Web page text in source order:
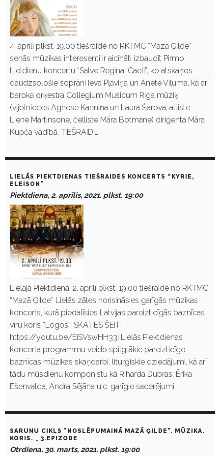
4. aprīlī plkst. 19.00 tiešraidē no RKTMC “Mazā Ģilde”
senās mūzikas interesenti ir aicināti izbaudīt Pirmo
Lieldienu koncertu “Salve Regina, Caeli”, ko atskaņos
daudzsološie soprāni Ieva Pļaviņa un Anete Viļuma, kā arī
baroka orķestra Collegium Musicum Riga mūziķi
(vijolnieces Agnese Kanniņa un Laura Šarova, altiste
Liene Martinsone, čelliste Māra Botmane) diriģenta Māra
Kupča vadībā. TIEŠRAIDI…
LIELĀS PIEKTDIENAS TIEŠRAIDES KONCERTS “KYRIE,
ELEISON”
Piektdiena, 2. aprīlis, 2021. plkst. 19:00
Lielajā Piektdienā, 2. aprīlī plkst. 19.00 tiešraidē no RKTMC
“Mazā Ģilde” Lielās zāles norisināsies garīgās mūzikas
koncerts, kurā piedalīsies Latvijas pareizticīgās baznīcas
vīru koris “Logos”. SKATIES ŠEIT:
https://youtu.be/EiSVswHH33I Lielās Piektdienas
koncerta programmu veido spilgtākie pareizticīgo
baznīcas mūzikas skaņdarbi, liturģiskie dziedājumi, kā arī
tādu mūsdienu komponistu kā Riharda Dubras, Ērika
Ešenvalda, Andra Sējāna u.c. garīgie sacerējumi…
SARUNU CIKLS "NOSLĒPUMAINĀ MAZĀ ĢILDE". MŪZIKA.
KORIS. _ 3.EPIZODE
Otrdiena, 30. marts, 2021. plkst. 19:00